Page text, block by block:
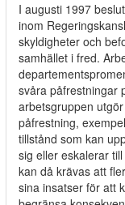
I augusti 1997
inom
skyldigheter och
samhället i fred.
svåra påfrestningar
arbetsgruppen
påfrestning,
tillstånd som kan
sig eller eskalerar
kan då krävas att
sina insatser för att